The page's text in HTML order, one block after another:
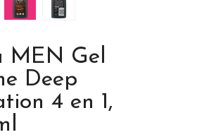
MEN Gel
Deep
4 en 1,